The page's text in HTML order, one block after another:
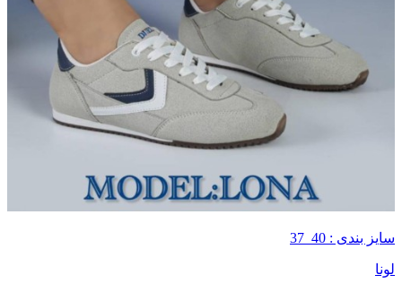
سایز بندی : 40_37
لونا